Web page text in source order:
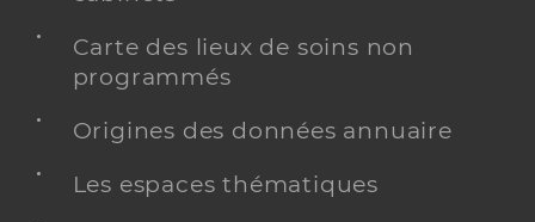
Carte des lieux de soins non
programmés
Origines des données annuaire
Les espaces thématiques